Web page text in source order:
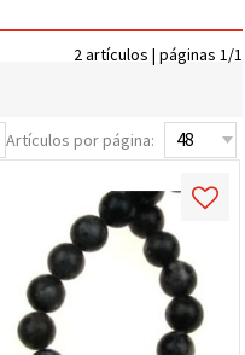
2 artículos | páginas 1/1
Artículos por página: